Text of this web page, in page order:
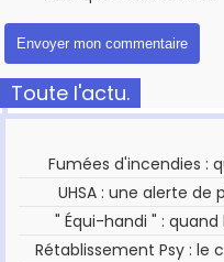
Toute l'actu.
Fumées d'incendies :
UHSA : une alerte de
" Équi-handi " :
Rétablissement Psy :